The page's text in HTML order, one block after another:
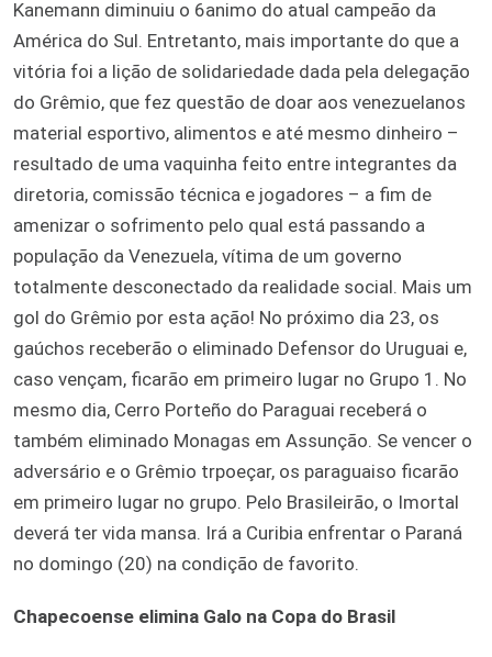
Kanemann diminuiu o 6animo do atual campeão da
América do Sul. Entretanto, mais importante do que a
vitória foi a lição de solidariedade dada pela delegação
do Grêmio, que fez questão de doar aos venezuelanos
material esportivo, alimentos e até mesmo dinheiro –
resultado de uma vaquinha feito entre integrantes da
diretoria, comissão técnica e jogadores – a fim de
amenizar o sofrimento pelo qual está passando a
população da Venezuela, vítima de um governo
totalmente desconectado da realidade social. Mais um
gol do Grêmio por esta ação! No próximo dia 23, os
gaúchos receberão o eliminado Defensor do Uruguai e,
caso vençam, ficarão em primeiro lugar no Grupo 1. No
mesmo dia, Cerro Porteño do Paraguai receberá o
também eliminado Monagas em Assunção. Se vencer o
adversário e o Grêmio trpoeçar, os paraguaiso ficarão
em primeiro lugar no grupo. Pelo Brasileirão, o Imortal
deverá ter vida mansa. Irá a Curibia enfrentar o Paraná
no domingo (20) na condição de favorito.
Chapecoense elimina Galo na Copa do Brasil